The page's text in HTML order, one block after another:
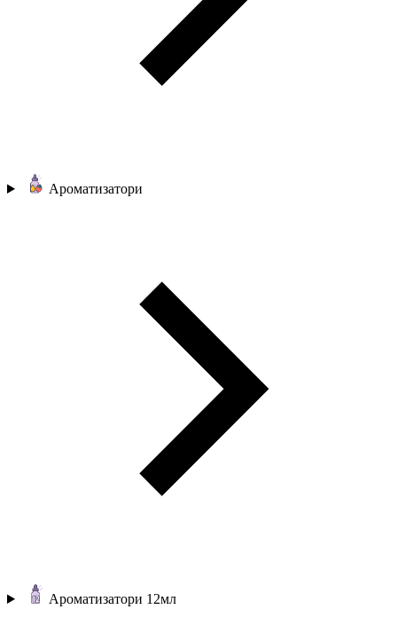
Ароматизатори
Ароматизатори 12мл